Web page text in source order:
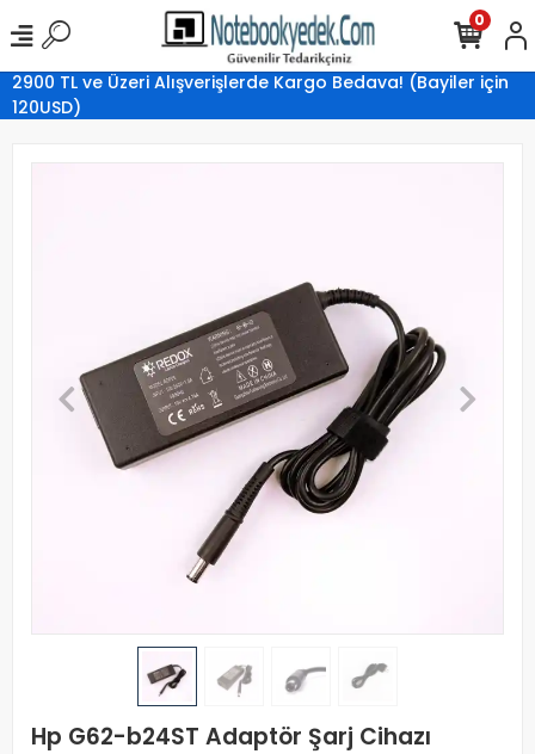
2900 TL ve Üzeri Alışverişlerde Kargo Bedava! (Bayiler için
120USD)
0
Hp G62-b24ST Adaptör Şarj Cihazı